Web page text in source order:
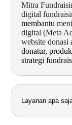
Mitra
digital
membantu
digital (Meta
website donasi
donatur,
strategi
Layanan apa